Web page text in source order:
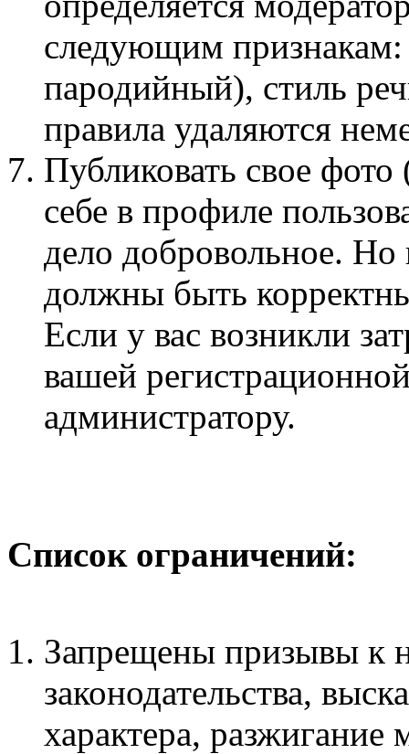
следующим признакам:
пародийный), стиль
правила удаляются
Публиковать свое фото
себе в профиле
дело добровольное.
должны быть
Если у вас возникли
вашей
администратору.
Список ограничений:
Запрещены призывы к
законодательства,
характера,